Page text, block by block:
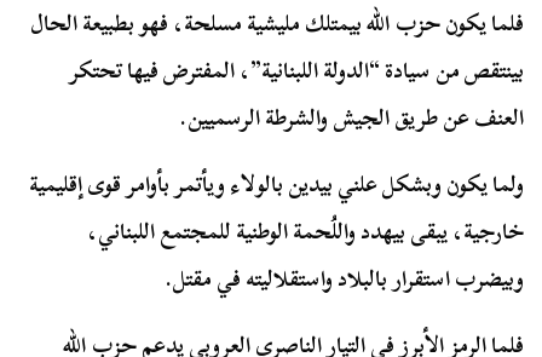
فلما يكون حزب الله بيمتلك مليشية مسلحة، فهو بطبيعة الحال
بينتقص من سيادة “الدولة اللبنانية”، المفترض فيها تحتكر
العنف عن طريق الجيش والشرطة الرسميين.
ولما يكون وبشكل علني بيدين بالولاء ويأتمر بأوامر قوى إقليمية
خارجية، يبقى بيهدد واللُحمة الوطنية للمجتمع اللبناني،
وبيضرب استقرار بالبلاد واستقلاليته في مقتل.
فلما الرمز الأبرز في التيار الناصري العروبي يدعم حزب الله